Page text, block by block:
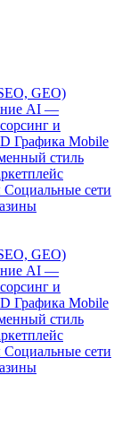
GEO)
AI —
и
Графика Mobile
стиль
Социальные сети
GEO)
AI —
и
Графика Mobile
стиль
Социальные сети